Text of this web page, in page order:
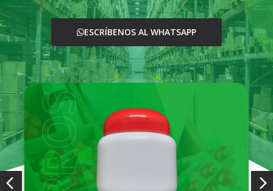
ESCRÍBENOS AL WHATSAPP
Envases de polietileno de alta densidad.